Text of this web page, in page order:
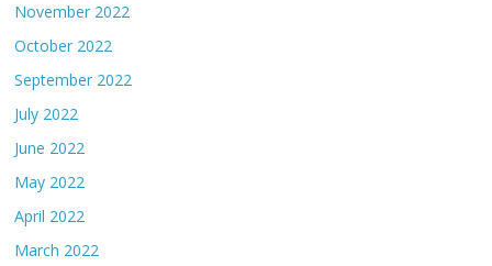
November 2022
October 2022
September 2022
July 2022
June 2022
May 2022
April 2022
March 2022